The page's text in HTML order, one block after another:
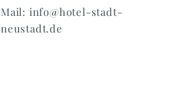
Mail: info@hotel-stadt-
neustadt.de